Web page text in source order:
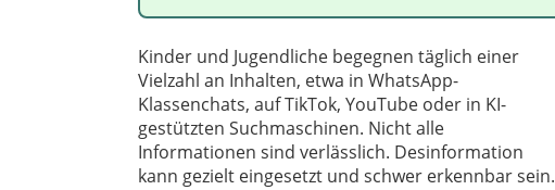
Kinder und Jugendliche begegnen täglich einer
Vielzahl an Inhalten, etwa in WhatsApp-
Klassenchats, auf TikTok, YouTube oder in KI-
gestützten Suchmaschinen. Nicht alle
Informationen sind verlässlich. Desinformation
kann gezielt eingesetzt und schwer erkennbar sein.